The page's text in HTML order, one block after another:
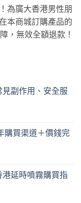
為廣大香港男性朋
本商城訂購產品的
，無效全額退款！
副作用、安全服
購買渠道＋價錢完
延時噴霧購買指